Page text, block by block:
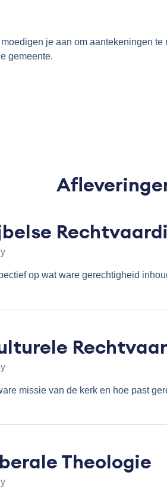
je aan om aantekeningen te
gemeente.
op wat ware gerechtigheid
missie van de kerk en hoe past
Theologie